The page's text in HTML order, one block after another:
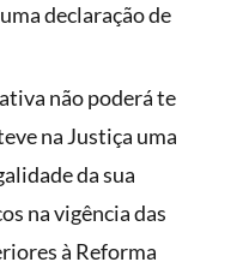
declaração de
não poderá te
na Justiça uma
da sua
na vigência das
à Reforma